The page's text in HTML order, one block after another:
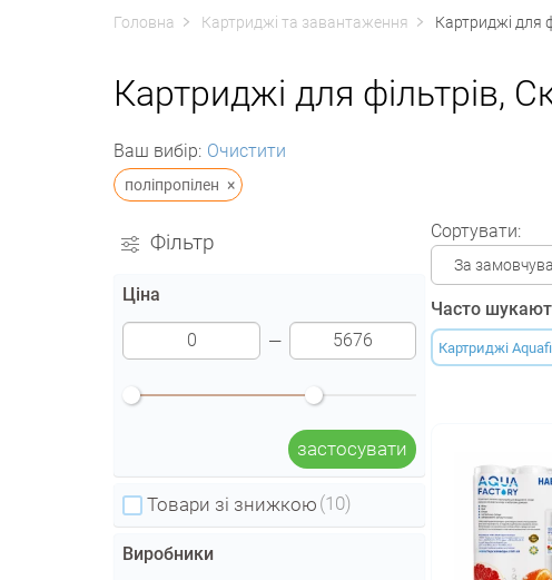
Головна Картриджі та завантаження Картриджі для
Картриджі для фільтрів,
Ваш вибір: Очистити
поліпропілен ×
Фільтр
Ціна
застосувати
Товари зі знижкою (10)
Виробники
Сортувати:
За
Часто
Картриджі